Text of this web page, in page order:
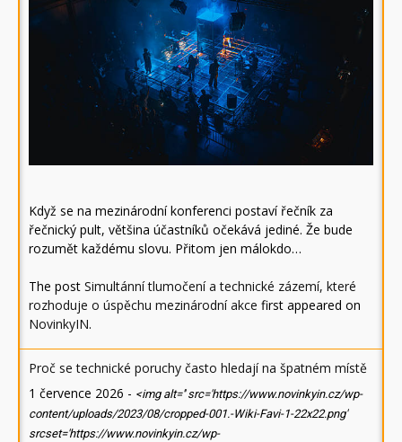
Když se na mezinárodní konferenci postaví řečník za
řečnický pult, většina účastníků očekává jediné. Že bude
rozumět každému slovu. Přitom jen málokdo…
The post Simultánní tlumočení a technické zázemí, které
rozhoduje o úspěchu mezinárodní akce first appeared on
NovinkyIN.
Proč se technické poruchy často hledají na špatném místě
1 července 2026 - <img alt='' src='https://www.novinkyin.cz/wp-
content/uploads/2023/08/cropped-001.-Wiki-Favi-1-22x22.png'
srcset='https://www.novinkyin.cz/wp-